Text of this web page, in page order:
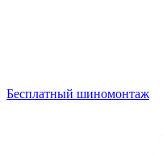
Бесплатный шиномонтаж